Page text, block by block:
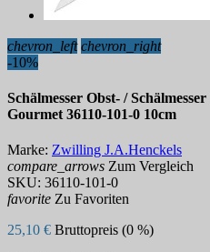
chevron_left chevron_right
-10%
Schälmesser Obst- /
Gourmet 36110-101-0 10cm
Marke: Zwilling J.A.Henckels
compare_arrows Zum Vergleich
SKU: 36110-101-0
favorite Zu Favoriten
25,10 € Bruttopreis (0 %)